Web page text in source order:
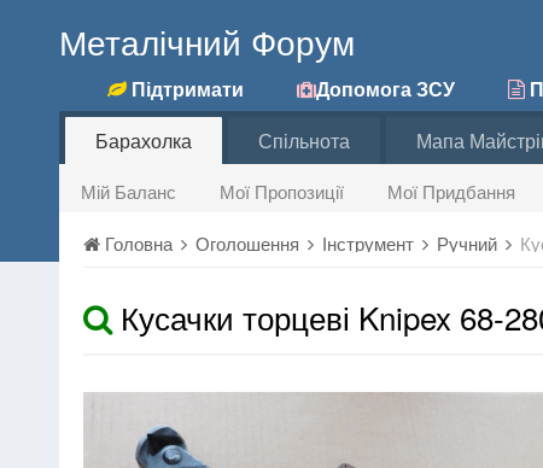
Металічний Форум
Підтримати Допомога ЗСУ
Барахолка
Мій Баланс Мої Пропозиції Мої Придбання
Спільнота Мапа
Головна Оголошення Інструмент Ручний
Кусачки торцеві Knipex 68-